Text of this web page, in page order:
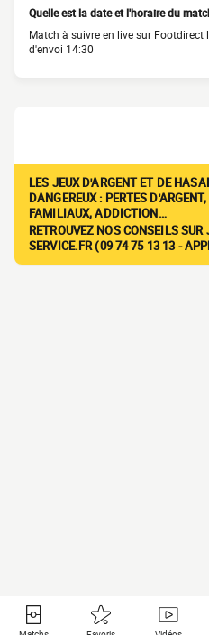
Quelle est la date et l'horaire du
Match à suivre en live sur Footdirect
d'envoi 14:30
LES JEUX D'ARGENT ET DE
DANGEREUX : PERTES
FAMILIAUX, ADDICTION…
RETROUVEZ NOS CONSEILS SUR
SERVICE.FR (09 74 75 13 13 -